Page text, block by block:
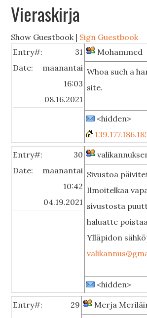
Vieraskirja
Show Guestbook | Sign Guestbook
Entry#:
31
Date:
maanantai
16:03
08.16.2021
Mohammed
Whoa such a
site.
<hidden>
Entry#:
30
Date:
maanantai
10:42
04.19.2021
Sivustoa
Ilmoitelkaa
sivustosta
haluatte
Ylläpidon
<hidden>
Entry#:
29
Merja